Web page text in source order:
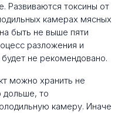
Развиваются токсины от
камерах мясных
быть не выше пяти
разложения и
не рекомендовано.
можно хранить не
дольше, то
камеру. Иначе